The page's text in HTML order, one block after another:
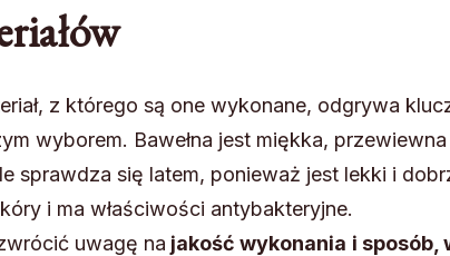
z którego są one wykonane, odgrywa
wyborem. Bawełna jest miękka,
sprawdza się latem, ponieważ jest lekki i
i ma właściwości antybakteryjne.
uwagę na jakość wykonania i sposób,